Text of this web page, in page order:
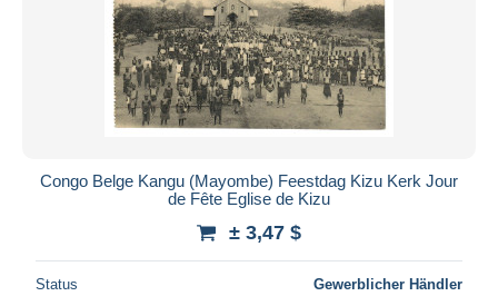
Congo Belge Kangu (Mayombe) Feestdag Kizu Kerk Jour
de Fête Eglise de Kizu
± 3,47 $
Status Gewerblicher Händler